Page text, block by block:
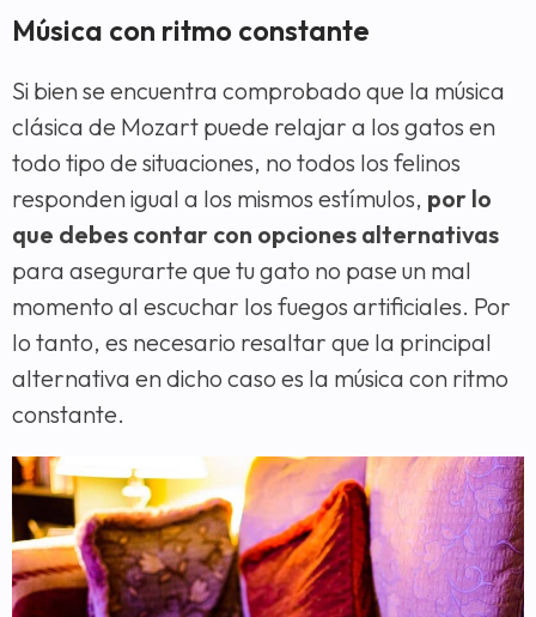
Música con ritmo constante
Si bien se encuentra comprobado que la música
clásica de Mozart puede relajar a los gatos en
todo tipo de situaciones, no todos los felinos
responden igual a los mismos estímulos, por lo
que debes contar con opciones alternativas
para asegurarte que tu gato no pase un mal
momento al escuchar los fuegos artificiales. Por
lo tanto, es necesario resaltar que la principal
alternativa en dicho caso es la música con ritmo
constante.